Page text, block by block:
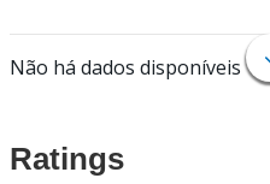
Não há dados disponíveis
Ratings